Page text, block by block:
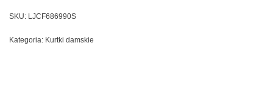
SKU: LJCF686990S
Kategoria: Kurtki damskie